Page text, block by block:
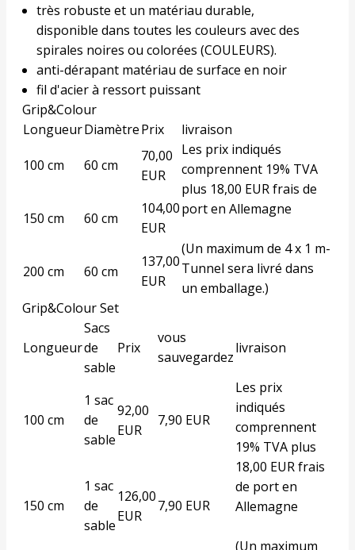
très robuste et un matériau durable,
disponible dans toutes les couleurs avec des
spirales noires ou colorées (COULEURS).
anti-dérapant matériau de surface en noir
fil d'acier à ressort puissant
Grip&Colour
LongueurDiamètrePrix livraison
100 cm 60 cm
70,00
EUR
Les prix indiqués
comprennent 19% TVA
plus 18,00 EUR frais de
port en Allemagne
(Un maximum de 4 x 1 m-
Tunnel sera livré dans
un emballage.)
150 cm 60 cm
104,00
EUR
200 cm 60 cm
137,00
EUR
Grip&Colour Set
Longueur
Sacs
de
sable
Prix
vous
sauvegardez
livraison
100 cm
1 sac
de
sable
92,00
EUR
7,90 EUR
Les prix
indiqués
comprennent
19% TVA plus
18,00 EUR frais
de port en
Allemagne
(Un maximum
150 cm
1 sac
de
sable
126,00
EUR
7,90 EUR